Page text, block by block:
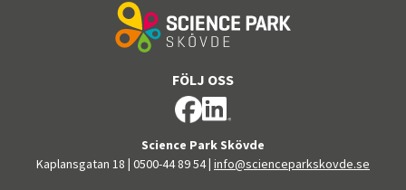
Science Park Skövde
Kaplansgatan 18 | 0500-44 89 54| info@scienceparkskovde.se
FÖLJ OSS